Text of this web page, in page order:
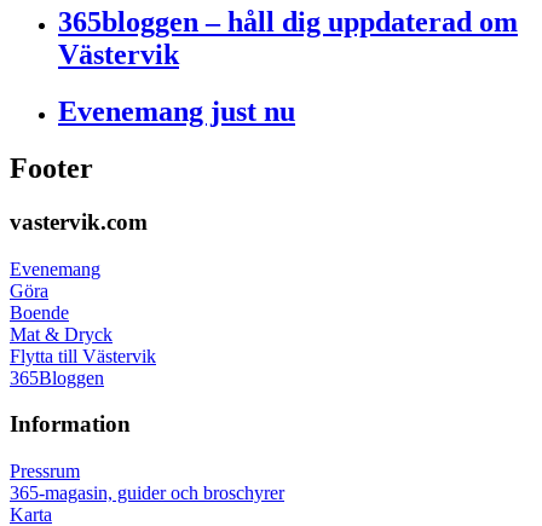
365bloggen – håll dig uppdaterad om
Västervik
Evenemang just nu
Footer
vastervik.com
Evenemang
Göra
Boende
Mat & Dryck
Flytta till Västervik
365Bloggen
Information
Pressrum
365-magasin, guider och broschyrer
Karta